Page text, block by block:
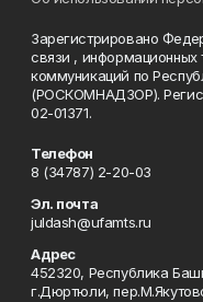
Зарегистрировано
связи ,
коммуникаций по
(РОСКОМНАДЗОР).
02-01371.
Телефон
8 (34787) 2-20-03
Эл. почта
juldash@ufamts.ru
Адрес
452320, Республика
г.Дюртюли,